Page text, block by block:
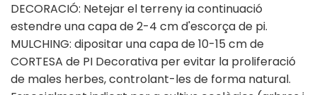
DECORACIÓ: Netejar el terreny ia continuació
estendre una capa de 2-4 cm d'escorça de pi.
MULCHING: dipositar una capa de 10-15 cm de
CORTESA de PI Decorativa per evitar la proliferació
de males herbes, controlant-les de forma natural.